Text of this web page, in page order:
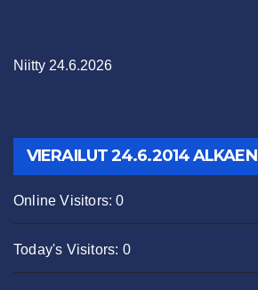
Niitty 24.6.2026
VIERAILUT 24.6.2014 ALKAEN
Online Visitors:0
Today's Visitors: 0